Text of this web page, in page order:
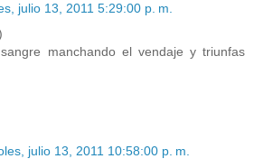
julio 13, 2011 5:29:00 p. m.
manchando el vendaje y triunfas
julio 13, 2011 10:58:00 p. m.